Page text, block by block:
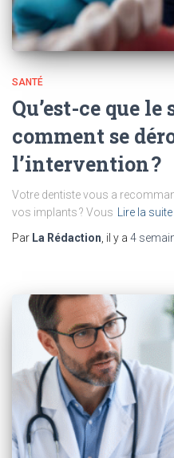
SANTÉ
Qu’est-ce que
comment se
l’intervention ?
Votre dentiste vous a
vos implants ? Vous Lire la suite
Par La Rédaction, il y a 4